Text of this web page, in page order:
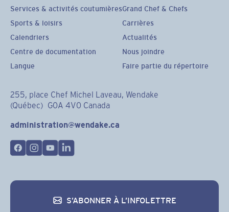
255, place Chef Michel Laveau, Wendake
(Québec) G0A 4V0 Canada
administration@wendake.ca
Services & activités coutumières
Sports & loisirs
Calendriers
Centre de documentation
Langue
Grand Chef & Chefs
Carrières
Actualités
Nous joindre
Faire partie du répertoire
S’ABONNER À L’INFOLETTRE
S’abonner à l’infolettre